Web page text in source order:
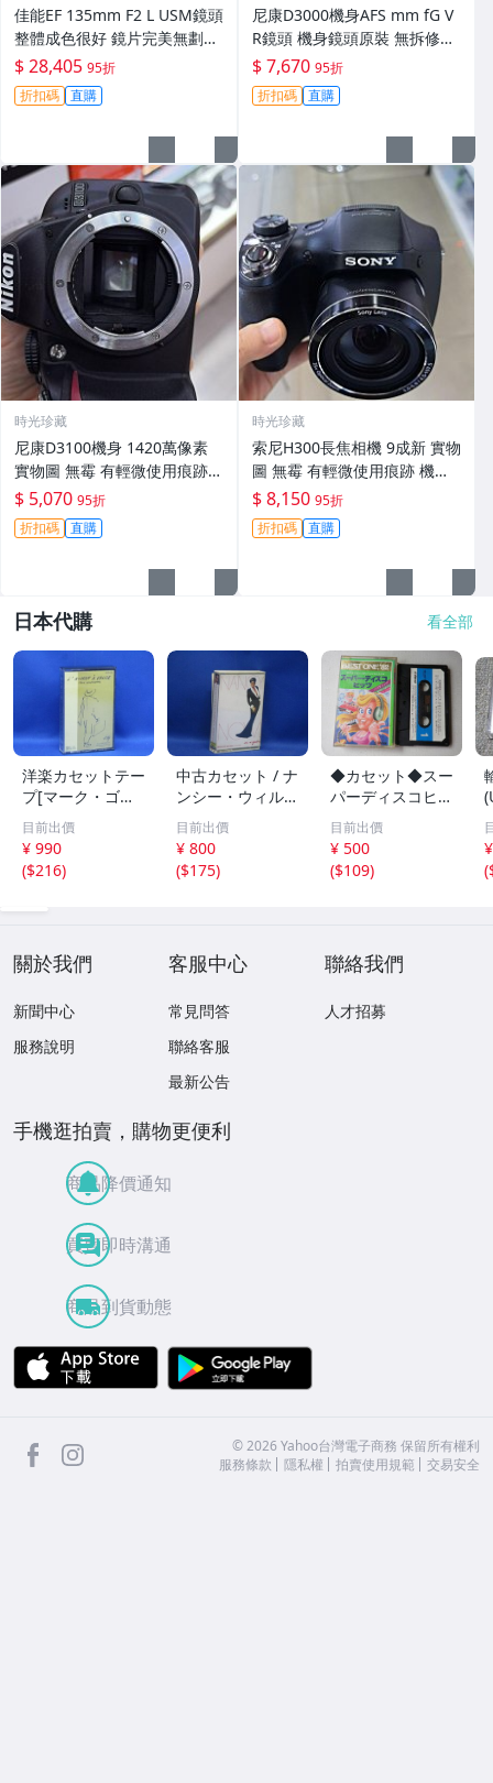
佳能EF 135mm F2 L USM鏡頭
整體成色很好 鏡片完美無劃痕
功能一切正常 無拆修無-3430
$ 28,405 95折
折扣碼 直購
尼康D3000機身AFS mm fG V
R鏡頭 機身鏡頭原裝 無拆修無
翻新 有輕微使用痕跡 鏡頭-34
30
$ 7,670 95折
折扣碼 直購
時光珍藏
尼康D3100機身 1420萬像素
實物圖 無霉 有輕微使用痕跡
機身原裝 無拆修無翻新 臨-34
3
$ 5,070 95折
折扣碼 直購
時光珍藏
索尼H300長焦相機 9成新 實物
圖 無霉 有輕微使用痕跡 機身
鏡頭原裝 無拆修無翻新-3430
$ 8,150 95折
折扣碼 直購
日本代購 看全部
洋楽カセットテー
プ[マーク・ゴー
ルデンバーグ / 鞄
を持った男] 71
607
目前出價
¥ 990
($216)
中古カセット / ナ
ンシー・ウィルソ
ン / / 12曲入 歌
詞カード付 0
21405
目前出價
¥ 800
($175)
◆カセット◆スー
パーディスコヒッ
ツ BEST ONE '8
2 ジャケット切り
取り加工 中古カ
セットテープ多数
目前出價
¥ 500
($109)
(
關於我們
新聞中心
服務說明
客服中心
常見問答
聯絡客服
最新公告
聯絡我們
人才招募
手機逛拍賣，購物更便利
商品降價通知
買賣即時溝通
商品到貨動態
APP Store
facebook ©2026 Yahoo台灣電子商務 保留所有權利
服務條款
隱私權 拍賣使用規範 交易安全